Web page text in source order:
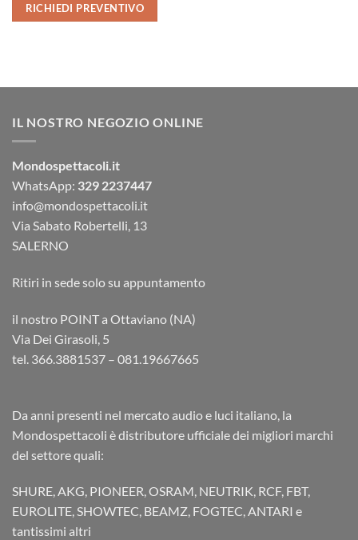
RICHIEDI PREVENTIVO
IL NOSTRO NEGOZIO ONLINE
Mondospettacoli.it
WhatsApp: 329 2237447
info@mondospettacoli.it
Via Sabato Robertelli, 13
SALERNO
Ritiri in sede solo su appuntamento
il nostro POINT a Ottaviano (NA)
Via Dei Girasoli, 5
tel. 366.3881537 – 081.19667665
Da anni presenti nel mercato audio e luci italiano, la
Mondospettacoli è distributore ufficiale dei migliori marchi
del settore quali:
SHURE, AKG, PIONEER, OSRAM, NEUTRIK, RCF, FBT,
EUROLITE, SHOWTEC, BEAMZ, FOGTEC, ANTARI e
tantissimi altri